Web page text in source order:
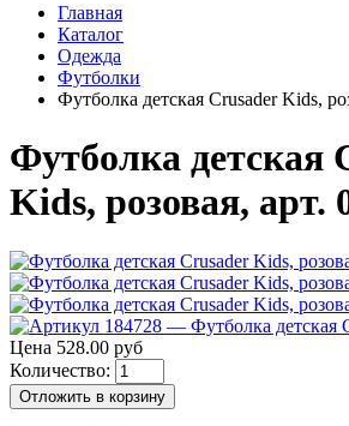
Главная
Каталог
Одежда
Футболки
Футболка детская Crusader Kids,
Футболка детская
Kids, розовая, арт.
Цена 528.00 руб
Количество:
Отложить в корзину